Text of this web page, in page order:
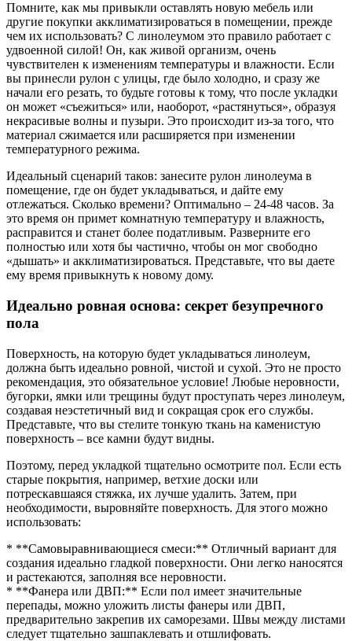
Помните, как мы привыкли оставлять новую мебель или
другие покупки акклиматизироваться в помещении, прежде
чем их использовать? С линолеумом это правило работает с
удвоенной силой! Он, как живой организм, очень
чувствителен к изменениям температуры и влажности. Если
вы принесли рулон с улицы, где было холодно, и сразу же
начали его резать, то будьте готовы к тому, что после укладки
он может «съежиться» или, наоборот, «растянуться», образуя
некрасивые волны и пузыри. Это происходит из-за того, что
материал сжимается или расширяется при изменении
температурного режима.
Идеальный сценарий таков: занесите рулон линолеума в
помещение, где он будет укладываться, и дайте ему
отлежаться. Сколько времени? Оптимально – 24-48 часов. За
это время он примет комнатную температуру и влажность,
расправится и станет более податливым. Разверните его
полностью или хотя бы частично, чтобы он мог свободно
«дышать» и акклиматизироваться. Представьте, что вы даете
ему время привыкнуть к новому дому.
Идеально ровная основа: секрет безупречного
пола
Поверхность, на которую будет укладываться линолеум,
должна быть идеально ровной, чистой и сухой. Это не просто
рекомендация, это обязательное условие! Любые неровности,
бугорки, ямки или трещины будут проступать через линолеум,
создавая неэстетичный вид и сокращая срок его службы.
Представьте, что вы стелите тонкую ткань на каменистую
поверхность – все камни будут видны.
Поэтому, перед укладкой тщательно осмотрите пол. Если есть
старые покрытия, например, ветхие доски или
потрескавшаяся стяжка, их лучше удалить. Затем, при
необходимости, выровняйте поверхность. Для этого можно
использовать:
* **Самовыравнивающиеся смеси:** Отличный вариант для
создания идеально гладкой поверхности. Они легко наносятся
и растекаются, заполняя все неровности.
* **Фанера или ДВП:** Если пол имеет значительные
перепады, можно уложить листы фанеры или ДВП,
предварительно закрепив их саморезами. Швы между листами
следует тщательно зашпаклевать и отшлифовать.